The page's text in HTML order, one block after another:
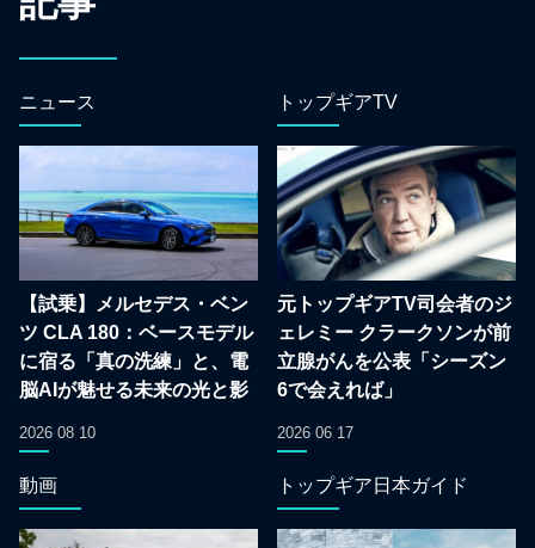
ニュース
【試乗】メルセデス・ベン
ツ CLA 180：ベースモデル
に宿る「真の洗練」と、電
脳AIが魅せる未来の光と影
2026 08 10
トップギアTV
元トップギアTV司会者のジ
ェレミー クラークソンが前
立腺がんを公表「シーズン
6で会えれば」
2026 06 17
動画 トップギア日本ガイド